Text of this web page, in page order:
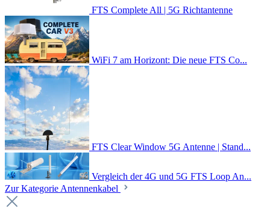
FTS Complete All | 5G Richtantenne
WiFi 7 am Horizont: Die neue FTS Co...
FTS Clear Window 5G Antenne | Stand...
Vergleich der 4G und 5G FTS Loop An...
Zur Kategorie Antennenkabel